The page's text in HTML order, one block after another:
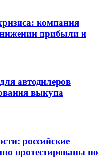
компания
прибыли и
автодилеров
выкупа
российские
протестированы по